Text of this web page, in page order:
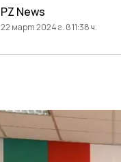
PZ News
22 март 2024 г. в 11:38 ч.